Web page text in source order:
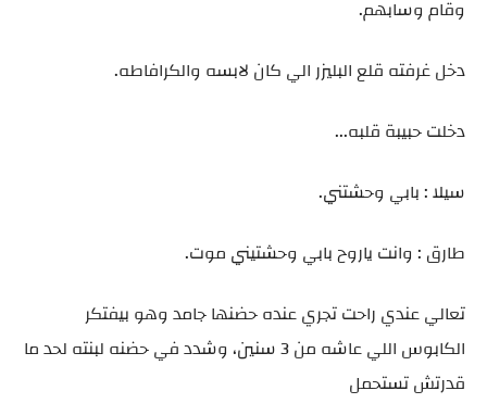
وقام وسابهم.
دخل غرفته قلع البليزر الي كان لابسه والكرافاطه.
دخلت حبيبة قلبه...
سيلا : بابي وحشتني.
طارق : وانت ياروح بابي وحشتيني موت.
تعالي عندي راحت تجري عنده حضنها جامد وهو بيفتكر
الكابوس اللي عاشه من 3 سنين، وشدد في حضنه لبنته لحد ما
قدرتش تستحمل